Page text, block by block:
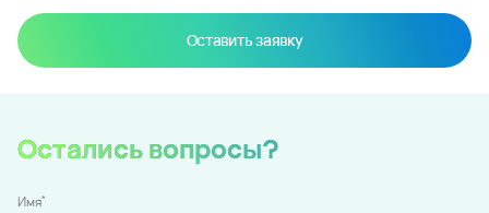
Оставить заявку
Остались вопросы?
Имя*